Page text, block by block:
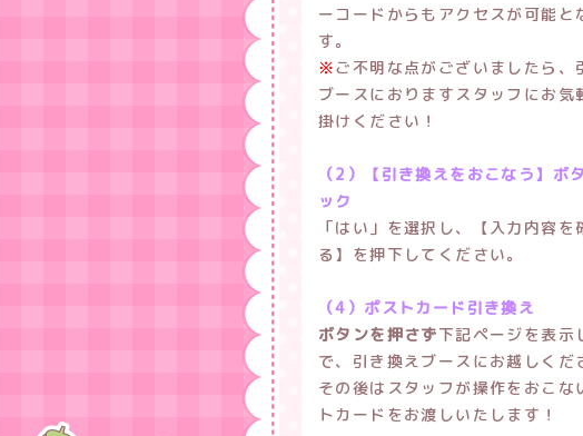
ーコードからもアクセスが可能と
す。
※ご不明な点がございましたら、
ブースにおりますスタッフにお気
掛けください！
（2）【引き換えをおこなう】ボ
ック
「はい」を選択し、【入力内容を
る】を押下してください。
（4）ポストカード引き換え
ボタンを押さず下記ページを表示
で、引き換えブースにお越しくだ
その後はスタッフが操作をおこな
トカードをお渡しいたします！